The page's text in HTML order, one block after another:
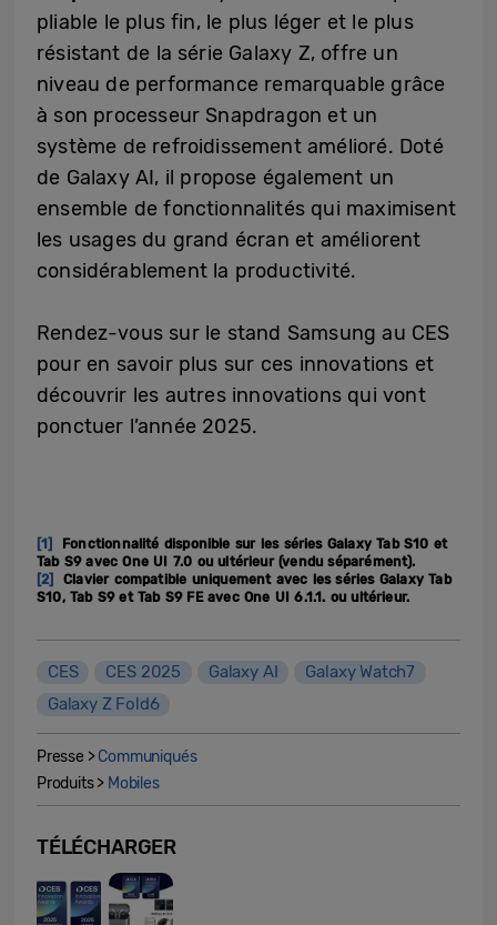
pliable le plus fin, le plus léger et le plus
résistant de la série Galaxy Z, offre un
niveau de performance remarquable grâce
à son processeur Snapdragon et un
système de refroidissement amélioré. Doté
de Galaxy AI, il propose également un
ensemble de fonctionnalités qui maximisent
les usages du grand écran et améliorent
considérablement la productivité.
Rendez-vous sur le stand Samsung au CES
pour en savoir plus sur ces innovations et
découvrir les autres innovations qui vont
ponctuer l’année 2025.
[1]
Fonctionnalité disponible sur les séries Galaxy Tab S10 et
Tab S9 avec One UI 7.0 ou ultérieur (vendu séparément).
[2]
Clavier compatible uniquement avec les séries Galaxy Tab
S10, Tab S9 et Tab S9 FE avec One UI 6.1.1. ou ultérieur.
CES CES 2025 Galaxy AI
Galaxy Watch7
Galaxy Z Fold6
Presse >Communiqués
Produits > Mobiles
TÉLÉCHARGER